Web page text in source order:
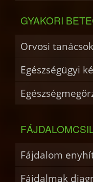
GYAKORI
Orvosi tanácsok
Egészségügyi
Fájdalom
Fájdalmak